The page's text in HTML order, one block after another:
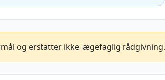
og erstatter ikke lægefaglig rådgivning.